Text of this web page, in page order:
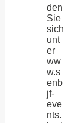
den
Sie
sich
unt
er
ww
w.s
enb
jf-
eve
nts.